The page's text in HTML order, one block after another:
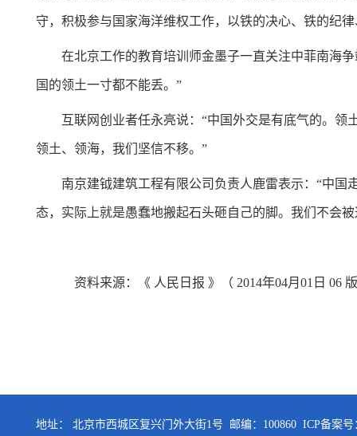
守，积极参与国家海洋维权工作，以铁的决心、铁的纪
在北京工作的教育培训师金墨子一直关注中菲南海
国的领土一寸都不能丢。”
互联网创业者任永亮说：“中国外交是有底气的。领
领土、领海，我们坚信不移。”
南京建钺建筑工程有限公司负责人鹿雷表示：“中
态，实际上就是愚蠢地搬起石头砸自己的脚。我们不会
资料来源：《 人民日报 》（ 2014年04月 01 日 06
地址： 北京市西城区复兴门外大街1号 邮编：100860 ICP备案号